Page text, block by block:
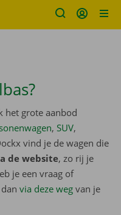
het grote aanbod
, SUV,
vind je de wagen die
de website, zo rij je
je een vraag of
via deze weg van je